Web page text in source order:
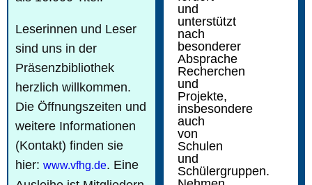
Leserinnen und Leser
sind uns in der
Präsenzbibliothek
herzlich willkommen.
Die Öffnungszeiten und
weitere Informationen
(Kontakt) finden sie
hier: www.vfhg.de. Eine
und
unterstützt
nach
besonderer
Absprache
Recherchen
und
Projekte,
insbesondere
auch
von
Schulen
und
Schülergruppen.